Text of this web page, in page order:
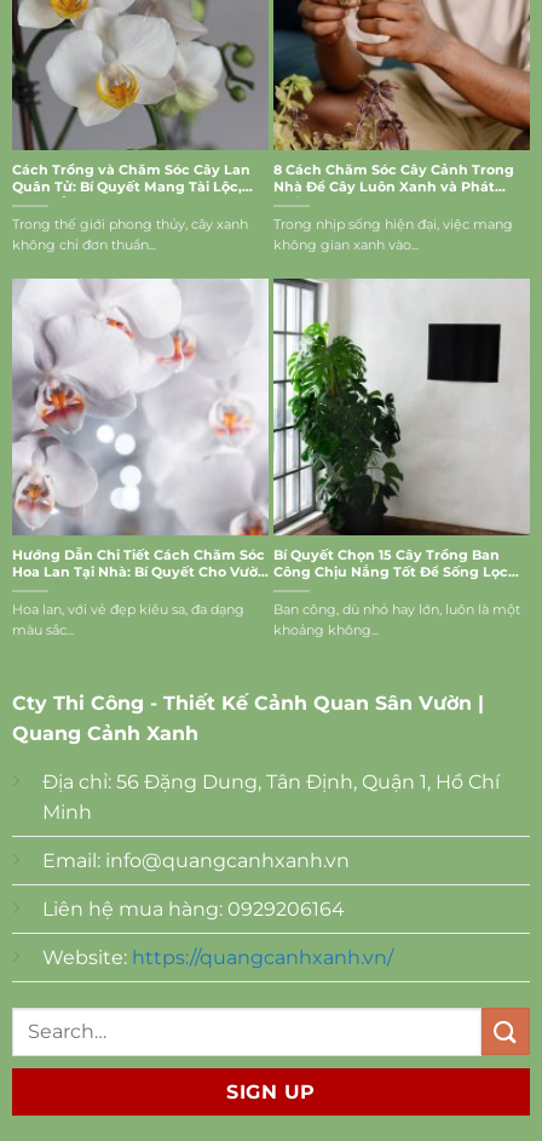
Cách Trồng và Chăm Sóc Cây Lan
Quân Tử: Bí Quyết Mang Tài Lộc,
May Mắn Vào Nhà
Trong thế giới phong thủy, cây xanh
không chỉ đơn thuần...
8 Cách Chăm Sóc Cây Cảnh Trong
Nhà Để Cây Luôn Xanh và Phát
Triển Tốt
Trong nhịp sống hiện đại, việc mang
không gian xanh vào...
Hướng Dẫn Chi Tiết Cách Chăm Sóc
Hoa Lan Tại Nhà: Bí Quyết Cho Vườn
Lan Rực Rỡ
Hoa lan, với vẻ đẹp kiêu sa, đa dạng
màu sắc...
Bí Quyết Chọn 15 Cây Trồng Ban
Công Chịu Nắng Tốt Để Sống Lọc
Bụi, Mang Vượng Khí Vào Nhà
Ban công, dù nhỏ hay lớn, luôn là một
khoảng không...
Cty Thi Công - Thiết Kế Cảnh Quan Sân Vườn |
Quang Cảnh Xanh
Địa chỉ: 56 Đặng Dung, Tân Định, Quận 1, Hồ Chí
Minh
Email: info@quangcanhxanh.vn
Liên hệ mua hàng: 0929206164
Website: https://quangcanhxanh.vn/
SIGN UP